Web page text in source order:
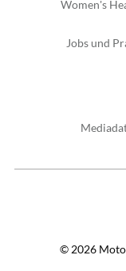
Women's
Jobs und
© 2026